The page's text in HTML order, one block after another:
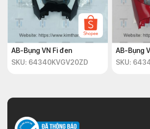
AB-Bụng VN Fi đen
SKU: 64340KVGV20ZD
AB-Bụng
SKU: